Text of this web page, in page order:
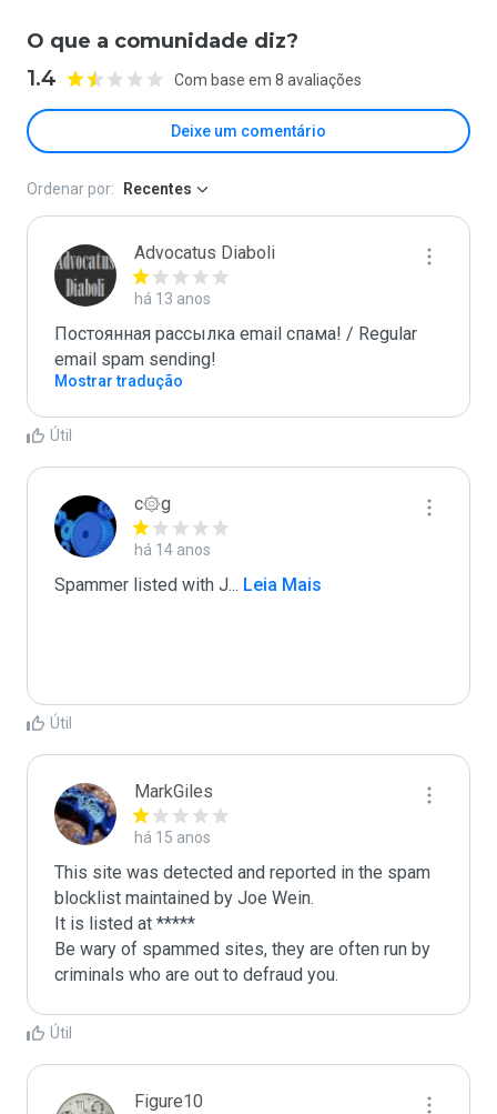
O que a comunidade diz?
1.4 Com base em 8 avaliações
Deixe um comentário
Ordenar por: Recentes
Advocatus Diaboli
há 13 anos
Постоянная рассылка email спама! / Regular
email spam sending!
Mostrar tradução
Útil
c۞g
há 14 anos
Spammer listed with J... Leia Mais
Útil
MarkGiles
há 15 anos
This site was detected and reported in the spam
blocklist maintained by Joe Wein.
It is listed at *****
Be wary of spammed sites, they are often run by
criminals who are out to defraud you.
Útil
Figure10